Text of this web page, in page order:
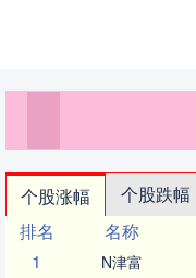
个股涨幅 个股跌幅
排名
名称
1
N津富